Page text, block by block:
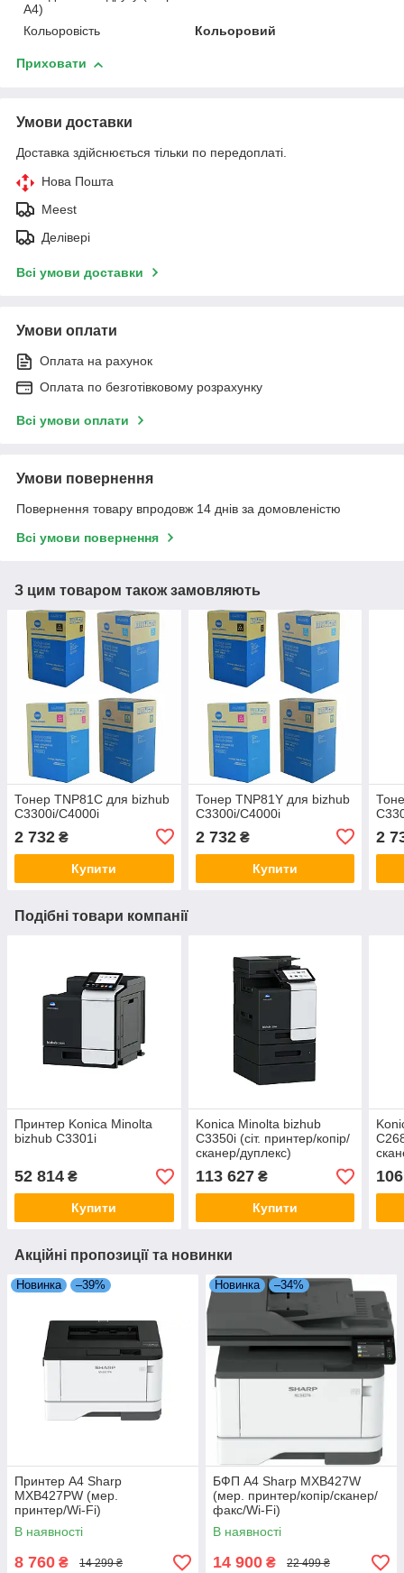
А4)
Кольоровість Кольоровий
Приховати
Умови доставки
Доставка здійснюється тільки по передоплаті.
Нова Пошта
Meest
Делівері
Всі умови доставки
Умови оплати
Оплата на рахунок
Оплата по безготівковому розрахунку
Всі умови оплати
Умови повернення
Повернення товару впродовж 14 днів за домовленістю
Всі умови повернення
З цим товаром також замовляють
Тонер TNP81C для bizhub
C3300i/C4000i
2 732 ₴
Купити
Тонер TNP81Y для bizhub
C3300i/C4000i
2 732₴
Купити
2
Подібні товари компанії
Принтер Konica Minolta
bizhub C3301i
52 814 ₴
Купити
Konica Minolta bizhub
C3350i (сіт. принтер/копір/
сканер/дуплекс)
113 627₴
Купити
Акційні пропозиції та новинки
Новинка –39%
Принтер А4 Sharp
MXB427PW (мер.
принтер/Wi-Fi)
В наявності
8 760 ₴ 14 299 ₴
Новинка –34%
БФП А4 Sharp MXB427W
(мер. принтер/копір/сканер/
факс/Wi-Fi)
В наявності
14 900 ₴ 22 499 ₴